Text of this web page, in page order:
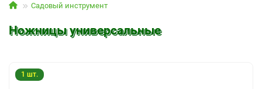
Садовый инструмент
Ножницы универсальные
1 шт.